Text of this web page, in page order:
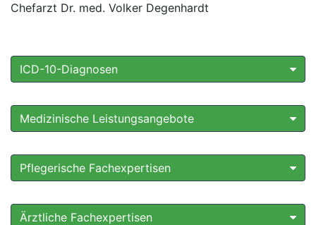
Chefarzt Dr. med. Volker Degenhardt
ICD-10-Diagnosen
Medizinische Leistungsangebote
Pflegerische Fachexpertisen
Ärztliche Fachexpertisen